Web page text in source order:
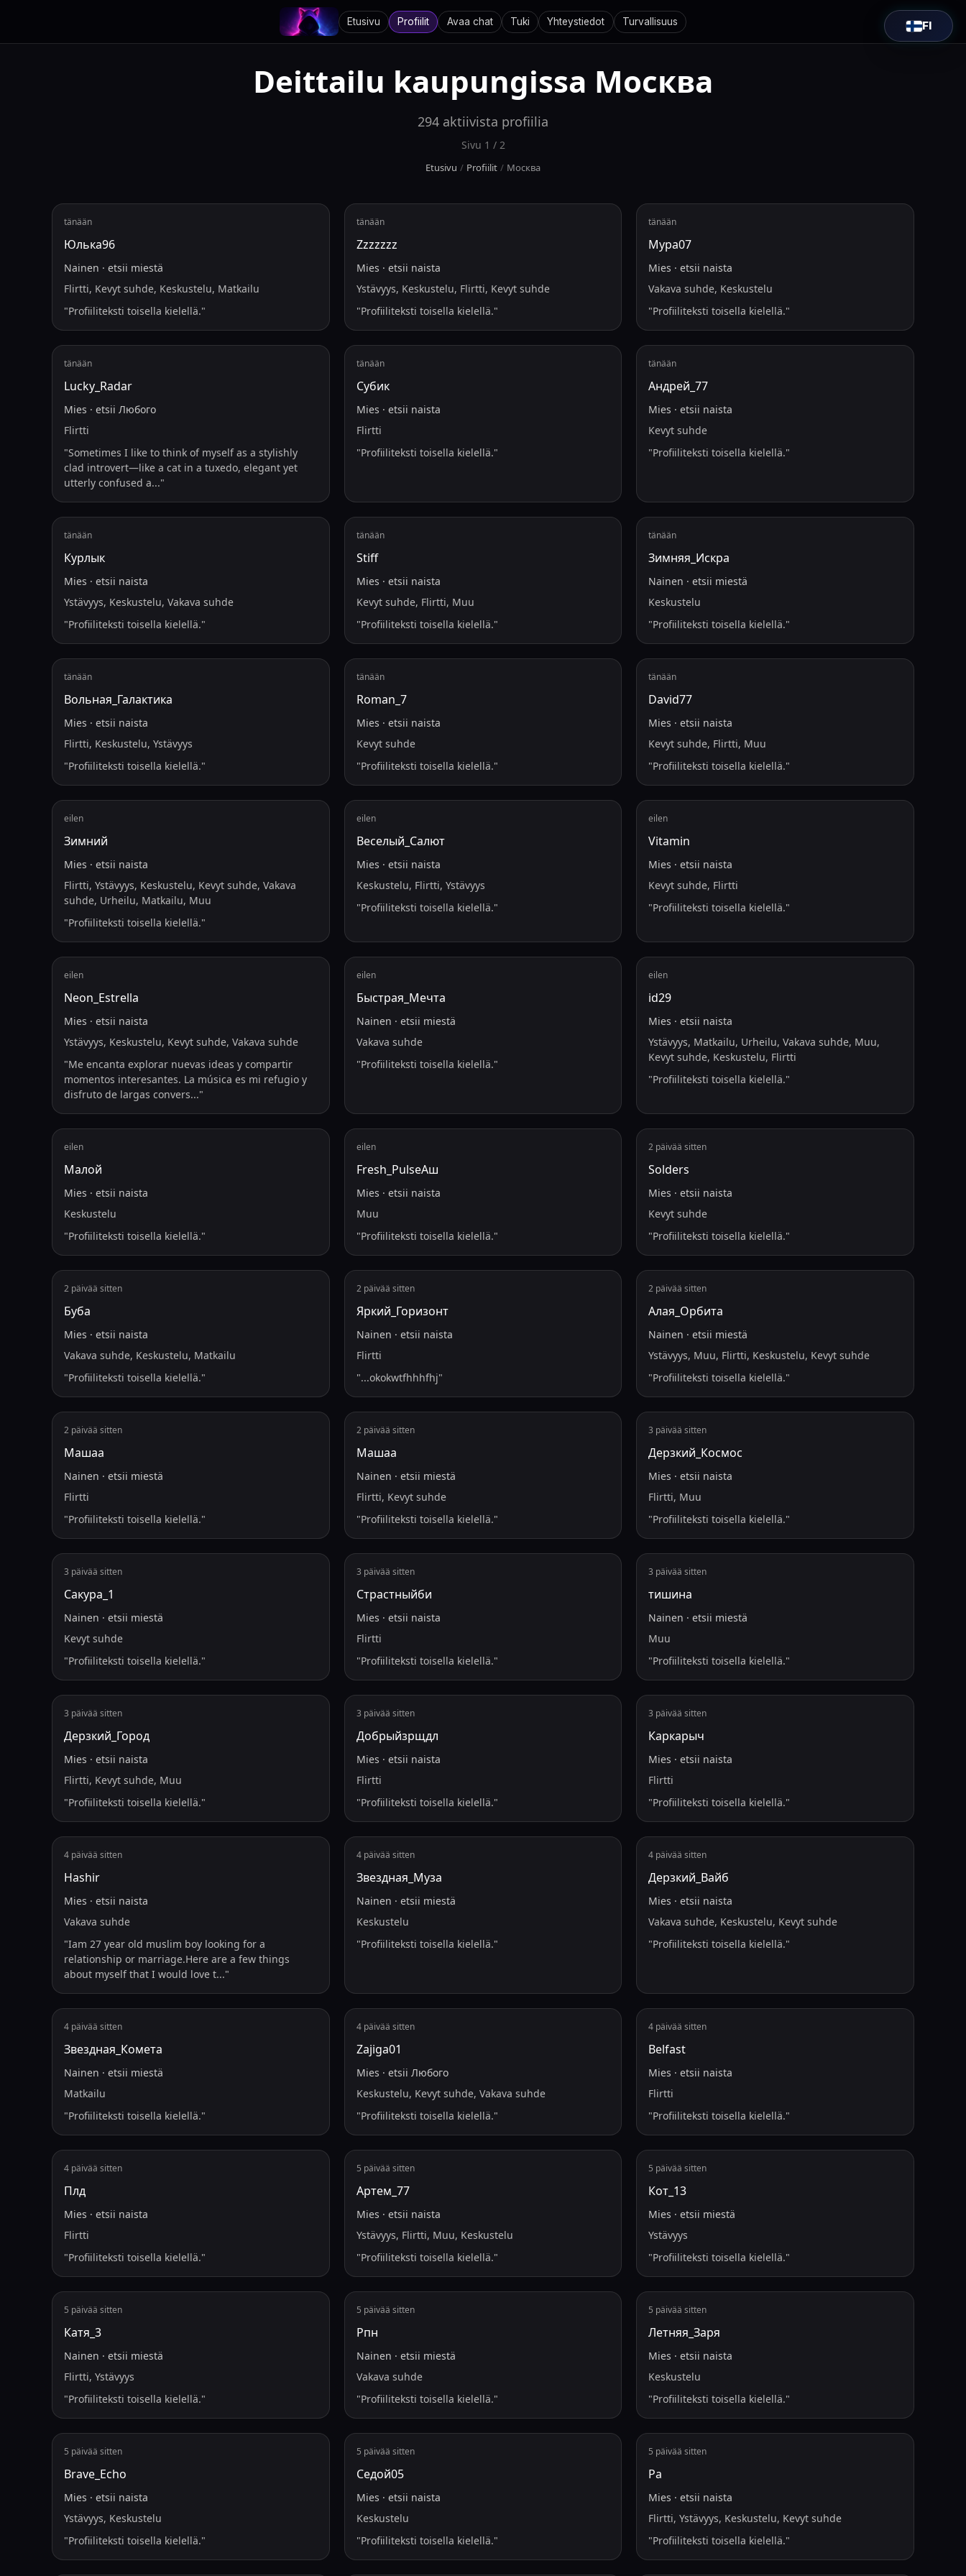
Etusivu Profiilit Avaa chat Tuki Yhteystiedot Turvallisuus FI
Deittailu kaupungissa Москва
294 aktiivista profiilia
Sivu 1 / 2
Etusivu / Profiilit / Москва
tänään
Юлька96
Nainen · etsii miestä
Flirtti, Kevyt suhde, Keskustelu, Matkailu
"Profiiliteksti toisella kielellä."
tänään
Zzzzzzz
Mies · etsii naista
Ystävyys, Keskustelu, Flirtti, Kevyt suhde
"Profiiliteksti toisella kielellä."
tänään
Мура07
Mies ·etsii naista
Vakava suhde, Keskustelu
"Profiiliteksti toisella kielellä."
tänään
Lucky_Radar
Mies · etsii Любого
Flirtti
"Sometimes I like to think of myself as a stylishly
clad introvert—like a cat in a tuxedo, elegant yet
utterly confused a..."
tänään
Субик
Mies · etsii naista
Flirtti
"Profiiliteksti toisella kielellä."
tänään
Андрей_77
Mies ·etsii naista
Kevyt suhde
"Profiiliteksti toisella kielellä."
tänään
Курлык
Mies · etsii naista
Ystävyys, Keskustelu, Vakava suhde
"Profiiliteksti toisella kielellä."
tänään
Stiff
Mies · etsii naista
Kevyt suhde, Flirtti, Muu
"Profiiliteksti toisella kielellä."
tänään
Зимняя_Искра
Nainen ·etsii miestä
Keskustelu
"Profiiliteksti toisella kielellä."
tänään
Вольная_Галактика
Mies · etsii naista
Flirtti, Keskustelu, Ystävyys
"Profiiliteksti toisella kielellä."
tänään
Roman_7
Mies · etsii naista
Kevyt suhde
"Profiiliteksti toisella kielellä."
tänään
David77
Mies ·etsii naista
Kevyt suhde, Flirtti, Muu
"Profiiliteksti toisella kielellä."
eilen
Зимний
Mies · etsii naista
Flirtti, Ystävyys, Keskustelu, Kevyt suhde, Vakava
suhde, Urheilu, Matkailu, Muu
"Profiiliteksti toisella kielellä."
eilen
Веселый_Салют
Mies · etsii naista
Keskustelu, Flirtti, Ystävyys
"Profiiliteksti toisella kielellä."
eilen
Vitamin
Mies ·etsii naista
Kevyt suhde, Flirtti
"Profiiliteksti toisella kielellä."
eilen
Neon_Estrella
Mies · etsii naista
Ystävyys, Keskustelu, Kevyt suhde, Vakava suhde
"Me encanta explorar nuevas ideas y compartir
momentos interesantes. La música es mi refugio y
disfruto de largas convers..."
eilen
Быстрая_Мечта
Nainen · etsii miestä
Vakava suhde
"Profiiliteksti toisella kielellä."
eilen
id29
Mies ·etsii naista
Ystävyys, Matkailu, Urheilu, Vakava suhde, Muu,
Kevyt suhde, Keskustelu, Flirtti
"Profiiliteksti toisella kielellä."
eilen
Малой
Mies · etsii naista
Keskustelu
"Profiiliteksti toisella kielellä."
eilen
Fresh_PulseАш
Mies · etsii naista
Muu
"Profiiliteksti toisella kielellä."
2 päivää sitten
Solders
Mies ·etsii naista
Kevyt suhde
"Profiiliteksti toisella kielellä."
2 päivää sitten
Буба
Mies · etsii naista
Vakava suhde, Keskustelu, Matkailu
"Profiiliteksti toisella kielellä."
2 päivää sitten
Яркий_Горизонт
Nainen · etsii naista
Flirtti
"...okokwtfhhhfhj"
2 päivää sitten
Алая_Орбита
Nainen ·etsii miestä
Ystävyys, Muu, Flirtti, Keskustelu, Kevyt suhde
"Profiiliteksti toisella kielellä."
2 päivää sitten
Машаа
Nainen · etsii miestä
Flirtti
"Profiiliteksti toisella kielellä."
2 päivää sitten
Машаа
Nainen · etsii miestä
Flirtti, Kevyt suhde
"Profiiliteksti toisella kielellä."
3 päivää sitten
Дерзкий_Космос
Mies ·etsii naista
Flirtti, Muu
"Profiiliteksti toisella kielellä."
3 päivää sitten
Сакура_1
Nainen · etsii miestä
Kevyt suhde
"Profiiliteksti toisella kielellä."
3 päivää sitten
Страстныйби
Mies · etsii naista
Flirtti
"Profiiliteksti toisella kielellä."
3 päivää sitten
тишина
Nainen ·etsii miestä
Muu
"Profiiliteksti toisella kielellä."
3 päivää sitten
Дерзкий_Город
Mies · etsii naista
Flirtti, Kevyt suhde, Muu
"Profiiliteksti toisella kielellä."
3 päivää sitten
Добрыйзрщдл
Mies · etsii naista
Flirtti
"Profiiliteksti toisella kielellä."
3 päivää sitten
Каркарыч
Mies ·etsii naista
Flirtti
"Profiiliteksti toisella kielellä."
4 päivää sitten
Hashir
Mies · etsii naista
Vakava suhde
"Iam 27 year old muslim boy looking for a
relationship or marriage.Here are a few things
about myself that I would love t..."
4 päivää sitten
Звездная_Муза
Nainen · etsii miestä
Keskustelu
"Profiiliteksti toisella kielellä."
4 päivää sitten
Дерзкий_Вайб
Mies ·etsii naista
Vakava suhde, Keskustelu, Kevyt suhde
"Profiiliteksti toisella kielellä."
4 päivää sitten
Звездная_Комета
Nainen · etsii miestä
Matkailu
"Profiiliteksti toisella kielellä."
4 päivää sitten
Zajiga01
Mies · etsii Любого
Keskustelu, Kevyt suhde, Vakava suhde
"Profiiliteksti toisella kielellä."
4 päivää sitten
Belfast
Mies ·etsii naista
Flirtti
"Profiiliteksti toisella kielellä."
4 päivää sitten
Плд
Mies · etsii naista
Flirtti
"Profiiliteksti toisella kielellä."
5 päivää sitten
Артем_77
Mies · etsii naista
Ystävyys, Flirtti, Muu, Keskustelu
"Profiiliteksti toisella kielellä."
5 päivää sitten
Кот_13
Mies ·etsii miestä
Ystävyys
"Profiiliteksti toisella kielellä."
5 päivää sitten
Катя_3
Nainen · etsii miestä
Flirtti, Ystävyys
"Profiiliteksti toisella kielellä."
5 päivää sitten
Рпн
Nainen · etsii miestä
Vakava suhde
"Profiiliteksti toisella kielellä."
5 päivää sitten
Летняя_Заря
Mies ·etsii naista
Keskustelu
"Profiiliteksti toisella kielellä."
5 päivää sitten
Brave_Echo
Mies · etsii naista
Ystävyys, Keskustelu
"Profiiliteksti toisella kielellä."
5 päivää sitten
Седой05
Mies · etsii naista
Keskustelu
"Profiiliteksti toisella kielellä."
5 päivää sitten
Ра
Mies ·etsii naista
Flirtti, Ystävyys, Keskustelu, Kevyt suhde
"Profiiliteksti toisella kielellä."